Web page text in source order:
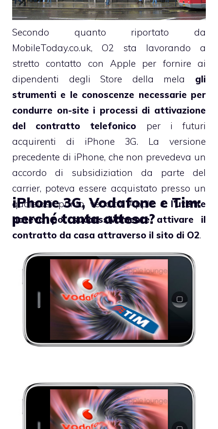
Secondo quanto riportato da
MobileToday.co.uk, O2 sta lavorando a
stretto contatto con Apple per fornire ai
dipendenti degli Store della mela gli
strumenti e le conoscenze necessarie per
condurre on-site i processi di attivazione
del contratto telefonico per i futuri
acquirenti di iPhone 3G. La versione
precedente di iPhone, che non prevedeva un
accordo di subsidiziation da parte del
carrier, poteva essere acquistato presso un
qualsiasi punto vendita Apple e l’utente
poteva poi successivamente attivare il
contratto da casa attraverso il sito di O2.
iPhone 3G, Vodafone e Tim:
perché tanta attesa?